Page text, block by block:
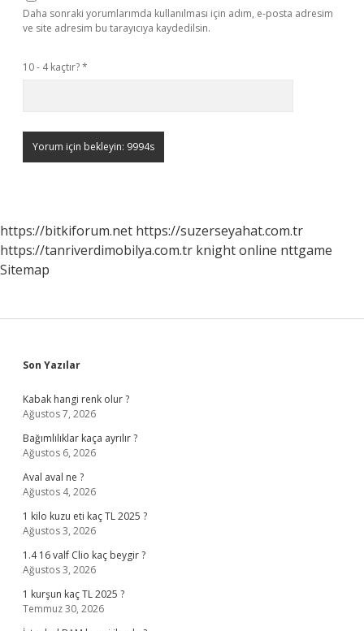
Daha sonraki yorumlarımda kullanılması için adım, e-posta adresim
ve site adresim bu tarayıcıya kaydedilsin.
10 - 4 kaçtır?*
https://bitkiforum.net https://suzerseyahat.com.tr
https://tanriverdimobilya.com.tr knight online nttgame
Sitemap
Sidebar
Son Yazılar
Kabak hangi renk olur ?
Ağustos 7, 2026
Bağımlılıklar kaça ayrılır ?
Ağustos 6, 2026
Aval aval ne ?
Ağustos 4, 2026
1 kilo kuzu eti kaç TL 2025 ?
Ağustos 3, 2026
1.4 16 valf Clio kaç beygir ?
Ağustos 3, 2026
1 kurşun kaç TL 2025 ?
Temmuz 30, 2026